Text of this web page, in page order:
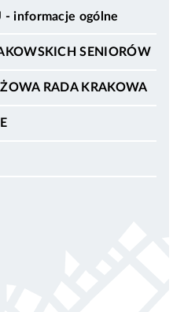
- informacje ogólne
SENIORÓW
RADA KRAKOWA